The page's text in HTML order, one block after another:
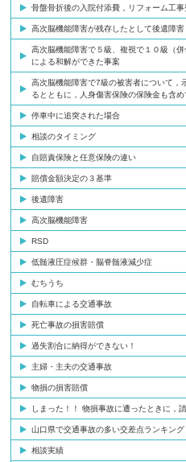
骨盤骨折後の入院付添費，リフォーム工
高次脳機能障害が残存したとして後遺障
高次脳機能障害で５級、複視で１０級（
による和解ができた事案
高次脳機能障害で7級の被害者について
るとともに，人身傷害保険の保険金も含
停車中に追突された場合
相談のタイミング
自賠責保険と任意保険の違い
賠償金額決定の３基準
後遺障害
高次脳機能障害
RSD
低髄液圧症候群・脳脊髄液減少症
むちうち
自転車による交通事故
死亡事故の損害賠償
過失割合に納得ができない！
主婦・主夫の交通事故
物損の損害賠償
しまった！！ 物損事故に遭ったときに，
山口県で交通事故の多い交差点ランキング
相談実績